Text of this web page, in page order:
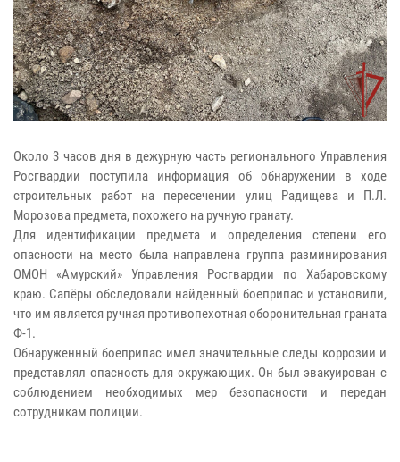
Около 3 часов дня в дежурную часть регионального Управления
Росгвардии поступила информация об обнаружении в ходе
строительных работ на пересечении улиц Радищева и П.Л.
Морозова предмета, похожего на ручную гранату.
Для идентификации предмета и определения степени его
опасности на место была направлена группа разминирования
ОМОН «Амурский» Управления Росгвардии по Хабаровскому
краю. Сапёры обследовали найденный боеприпас и установили,
что им является ручная противопехотная оборонительная граната
Ф-1.
Обнаруженный боеприпас имел значительные следы коррозии и
представлял опасность для окружающих. Он был эвакуирован с
соблюдением необходимых мер безопасности и передан
сотрудникам полиции.